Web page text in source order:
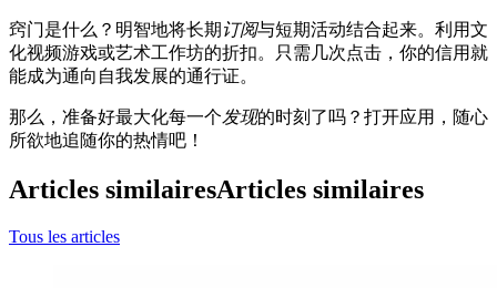
窍门是什么？明智地将长期 订阅与短期活动结合起来。利用文
化视频游戏或艺术工作坊的折扣。只需几次点击，你的信用就
能成为通向自我发展的通行证。
那么，准备好最大化每一个发现的时刻了吗？打开应用，随心
所欲地追随你的热情吧！
Articles similairesArticles similaires
Tous les articles